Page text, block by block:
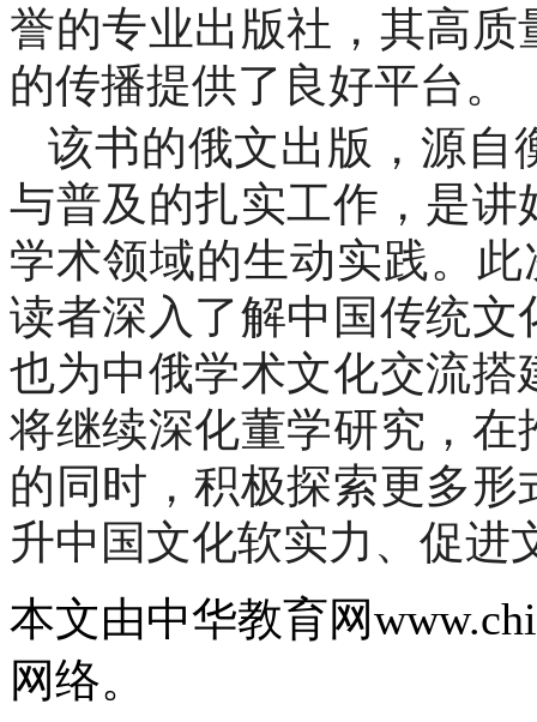
誉的专业出版社，其高
的传播提供了良好平台。
该书的俄文出版，源自
与普及的扎实工作，是
学术领域的生动实践。
读者深入了解中国传统
也为中俄学术文化交流
将继续深化董学研究，
的同时，积极探索更多
升中国文化软实力、促进
本文由中华教育网
网络。